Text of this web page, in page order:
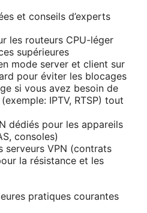
et conseils d’experts
les routeurs CPU-léger
supérieures
mode server et client sur
pour éviter les blocages
si vous avez besoin de
IPTV, RTSP) tout
dédiés pour les appareils
consoles)
serveurs VPN (contrats
la résistance et les
pratiques courantes